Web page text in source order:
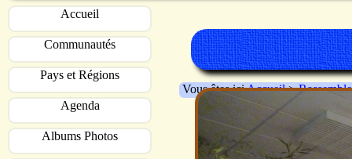
Accueil
Communautés
Pays et Régions
Agenda
Albums Photos
Vous êtes iciAccueil>